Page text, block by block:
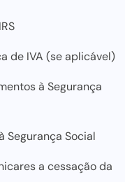
de IVA (se aplicável)
à Segurança
Segurança Social
a cessação da